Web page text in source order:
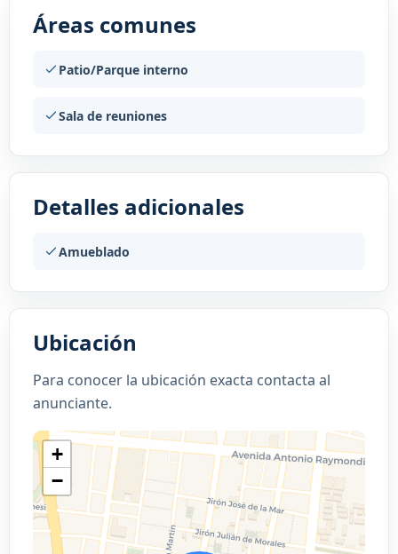
Áreas comunes
Patio/Parque interno
Sala de reuniones
Detalles adicionales
Amueblado
Ubicación
Para conocer la ubicación exacta contacta al
anunciante.
+
−